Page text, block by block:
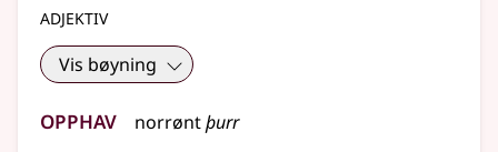
adjektiv
Vis bøyning
Opphav norrøntþurr